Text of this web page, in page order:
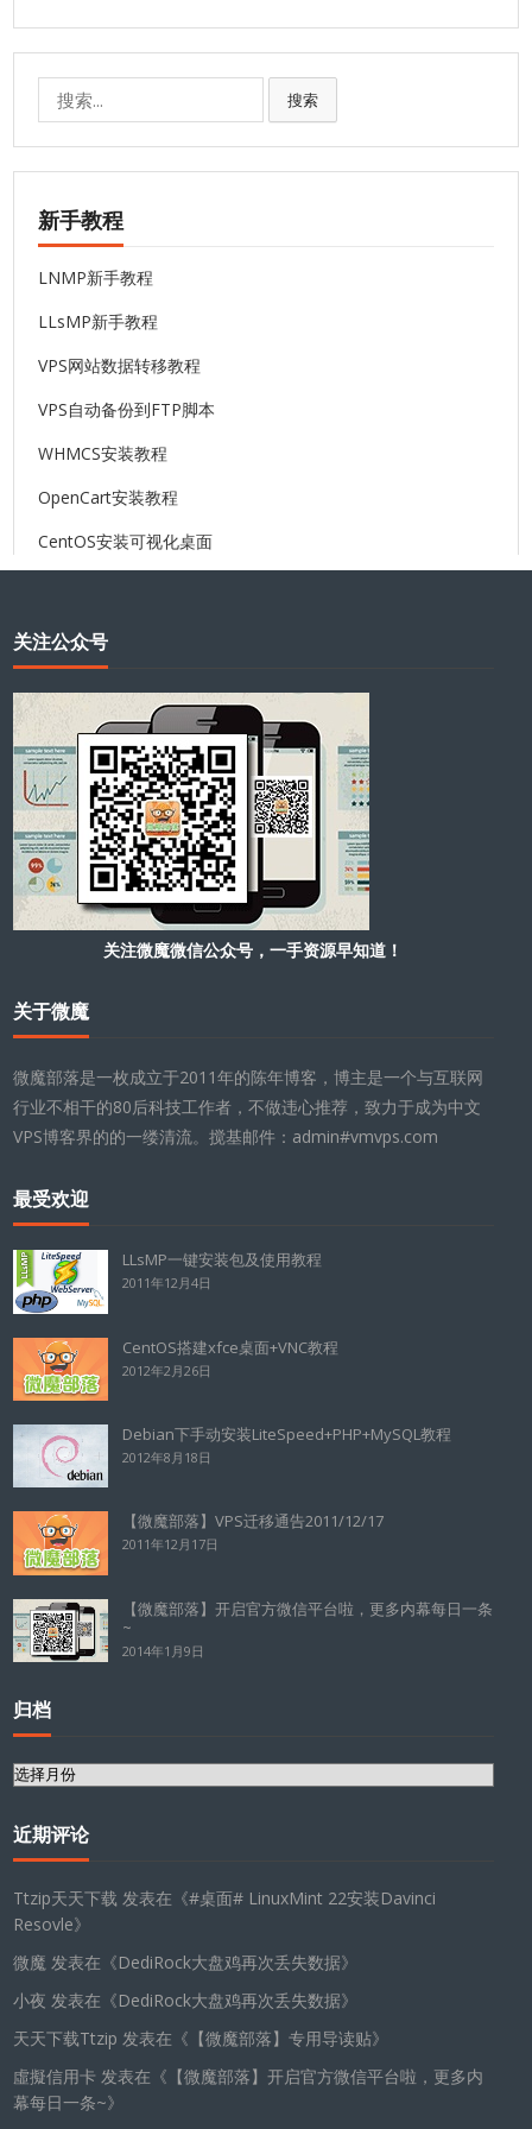
搜索
新手教程
LNMP新手教程
LLsMP新手教程
VPS网站数据转移教程
VPS自动备份到FTP脚本
WHMCS安装教程
OpenCart安装教程
CentOS安装可视化桌面
关注公众号
关注微魔微信公众号，一手资源早知道！
关于微魔
微魔部落是一枚成立于2011年的陈年博客，博主是一个与互联网
行业不相干的80后科技工作者，不做违心推荐，致力于成为中文
VPS博客界的的一缕清流。搅基邮件：admin#vmvps.com
最受欢迎
LLsMP一键安装包及使用教程
2011年12月4日
CentOS搭建xfce桌面+VNC教程
2012年2月26日
Debian下手动安装LiteSpeed+PHP+MySQL教程
2012年8月18日
【微魔部落】VPS迁移通告2011/12/17
2011年12月17日
【微魔部落】开启官方微信平台啦，更多内幕每日一条
~
2014年1月9日
归档
归
近期评论
Ttzip天天下载 发表在《#桌面# LinuxMint 22安装Davinci
Resovle》
微魔 发表在《DediRock大盘鸡再次丢失数据》
小夜 发表在《DediRock大盘鸡再次丢失数据》
天天下载Ttzip 发表在《 【微魔部落】专用导读贴》
虛擬信用卡 发表在《 【微魔部落】开启官方微信平台啦，更多内
幕每日一条~》